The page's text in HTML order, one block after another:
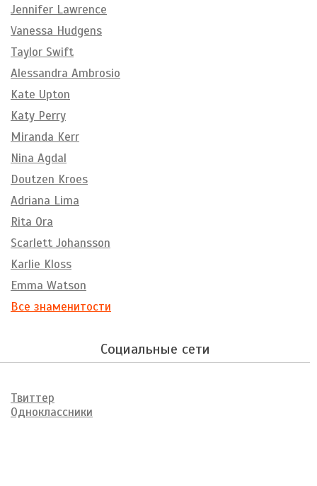
Jennifer Lawrence
Vanessa Hudgens
Taylor Swift
Alessandra Ambrosio
Kate Upton
Katy Perry
Miranda Kerr
Nina Agdal
Doutzen Kroes
Adriana Lima
Rita Ora
Scarlett Johansson
Karlie Kloss
Emma Watson
Все знаменитости
Социальные сети
Твиттер
Одноклассники